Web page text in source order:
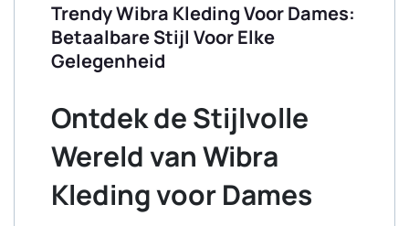
Trendy Wibra Kleding Voor Dames:
Betaalbare Stijl Voor Elke
Gelegenheid
Ontdek de Stijlvolle
Wereld van Wibra
Kleding voor Dames